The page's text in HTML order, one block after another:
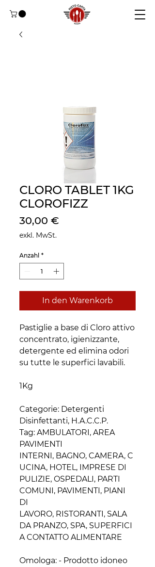
CLORO TABLET 1KG
CLOROFIZZ
30,00 €
exkl. MwSt.
Anzahl *
In den Warenkorb
Pastiglie a base di Cloro attivo
concentrato, igienizzante,
detergente ed elimina odori
su tutte le superfici lavabili.
1Kg
Categorie: Detergenti
Disinfettanti, H.A.C.C.P.
Tag: AMBULATORI, AREA
PAVIMENTI
INTERNI, BAGNO, CAMERA, C
UCINA, HOTEL, IMPRESE DI
PULIZIE, OSPEDALI, PARTI
COMUNI, PAVIMENTI, PIANI
DI
LAVORO, RISTORANTI, SALA
DA PRANZO, SPA, SUPERFICI
A CONTATTO ALIMENTARE
Omologa: - Prodotto idoneo